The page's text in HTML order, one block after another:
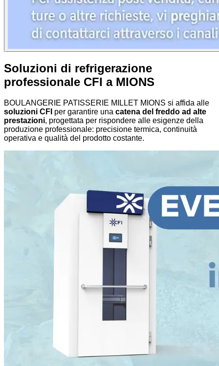
Soluzioni di refrigerazione
professionale CFI a MIONS
BOULANGERIE PATISSERIE MILLET MIONS si affida alle
soluzioni CFI per garantire una catena del freddo ad alte
prestazioni, progettata per rispondere alle esigenze della
produzione professionale: precisione termica, continuità
operativa e qualità del prodotto costante.